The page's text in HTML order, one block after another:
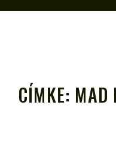
CÍMKE: MAD